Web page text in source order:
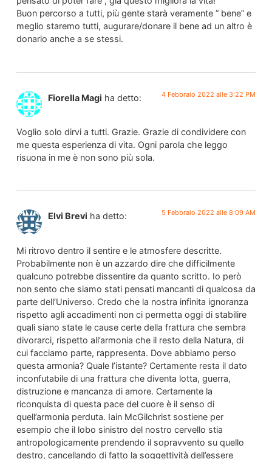
Buon percorso a tutti, più gente starà veramente ” bene” e
meglio staremo tutti, augurare/donare il bene ad un altro è
donarlo anche a se stessi.
Fiorella Magi ha detto: 4 Febbraio 2022 alle 3:22 PM
Voglio solo dirvi a tutti. Grazie. Grazie di condividere con
me questa esperienza di vita. Ogni parola che leggo
risuona in me è non sono più sola.
Elvi Brevi ha detto: 5 Febbraio 2022 alle 8:09 AM
Mi ritrovo dentro il sentire e le atmosfere descritte.
Probabilmente non è un azzardo dire che difficilmente
qualcuno potrebbe dissentire da quanto scritto. Io però
non sento che siamo stati pensati mancanti di qualcosa da
parte dell’Universo. Credo che la nostra infinita ignoranza
rispetto agli accadimenti non ci permetta oggi di stabilire
quali siano state le cause certe della frattura che sembra
divorarci, rispetto all’armonia che il resto della Natura, di
cui facciamo parte, rappresenta. Dove abbiamo perso
questa armonia? Quale l’istante? Certamente resta il dato
inconfutabile di una frattura che diventa lotta, guerra,
distruzione e mancanza di amore. Certamente la
riconquista di questa pace del cuore è il senso di
quell’armonia perduta. Iain McGilchrist sostiene per
esempio che il lobo sinistro del nostro cervello stia
antropologicamente prendendo il sopravvento su quello
destro, cancellando di fatto la soggettività dell’essere